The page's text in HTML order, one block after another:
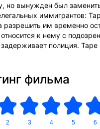
но вынужден был
иммигрантов:
разрешить им временно
относится к нему с
полиция. Таре
фильма
2 3 4 5 6